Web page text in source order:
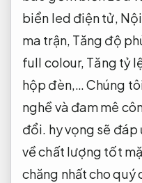
biển led điện tử,
ma trận, Tăng độ
full colour, Tăng tỷ
hộp đèn,… Chúng
nghề và đam mê
đổi. hy vọng sẽ
về chất lượng tốt
chăng nhất cho quý